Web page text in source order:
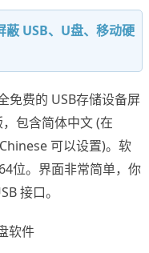
USB、U盘、移动硬
免费的 USB存储设备屏
包含简体中文 (在
可以设置)。软
位。界面非常简单，你
接口。